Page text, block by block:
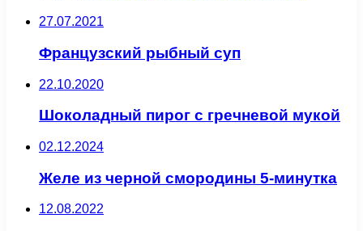
27.07.2021
Французский рыбный суп
22.10.2020
Шоколадный пирог с гречневой мукой
02.12.2024
Желе из черной смородины 5-минутка
12.08.2022